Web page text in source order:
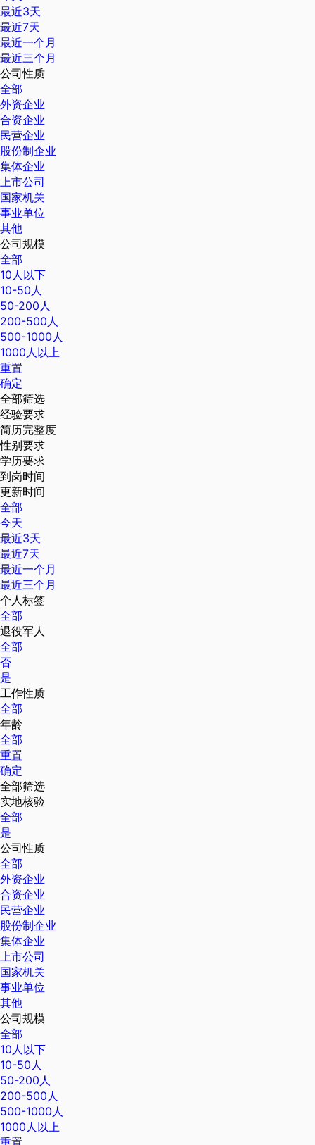
最近3天
最近7天
最近一个月
最近三个月
公司性质
全部
外资企业
合资企业
民营企业
股份制企业
集体企业
上市公司
国家机关
事业单位
其他
公司规模
全部
10人以下
10-50人
50-200人
200-500人
500-1000人
1000人以上
重置
确定
全部筛选
经验要求
简历完整度
性别要求
学历要求
到岗时间
更新时间
全部
今天
最近3天
最近7天
最近一个月
最近三个月
个人标签
全部
退役军人
全部
否
是
工作性质
全部
年龄
全部
重置
确定
全部筛选
实地核验
全部
是
公司性质
全部
外资企业
合资企业
民营企业
股份制企业
集体企业
上市公司
国家机关
事业单位
其他
公司规模
全部
10人以下
10-50人
50-200人
200-500人
500-1000人
1000人以上
重置